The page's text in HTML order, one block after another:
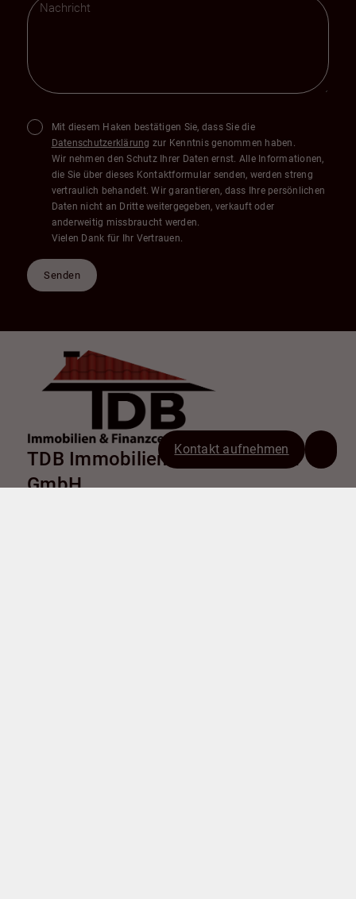
Kontakt aufnehmen
Mit diesem Haken bestätigen Sie, dass Sie die
Datenschutzerklärung zur Kenntnis genommen haben.
Wir nehmen den Schutz Ihrer Daten ernst. Alle Informationen,
die Sie über dieses Kontaktformular senden, werden streng
vertraulich behandelt. Wir garantieren, dass Ihre persönlichen
Daten nicht an Dritte weitergegeben, verkauft oder
anderweitig missbraucht werden.
Vielen Dank für Ihr Vertrauen.
Senden
TDB Immobilien & Finanzcenter
GmbH